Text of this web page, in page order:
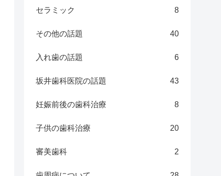
セラミック 8
その他の話題 40
入れ歯の話題 6
坂井歯科医院の話題 43
妊娠前後の歯科治療 8
子供の歯科治療 20
審美歯科 2